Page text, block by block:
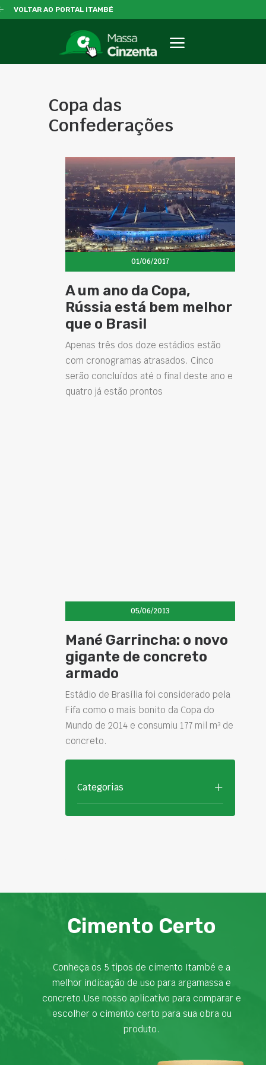
VOLTAR AO PORTAL ITAMBÉ
Copa das
Confederações
01/06/2017
A um ano da Copa,
Rússia está bem melhor
que o Brasil
Apenas três dos doze estádios estão
com cronogramas atrasados. Cinco
serão concluídos até o final deste ano e
quatro já estão prontos
05/06/2013
Mané Garrincha: o novo
gigante de concreto
armado
Estádio de Brasília foi considerado pela
Fifa como o mais bonito da Copa do
Mundo de 2014 e consumiu 177 mil m³ de
concreto.
Categorias
Cimento Certo
Conheça os 5 tipos de cimento Itambé e a
melhor indicação de uso para argamassa e
concreto.Use nosso aplicativo para comparar e
escolher o cimento certo para sua obra ou
produto.